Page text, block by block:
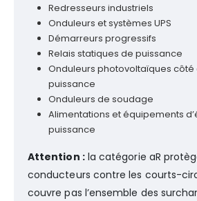
Redresseurs industriels
Onduleurs et systèmes UPS
Démarreurs progressifs
Relais statiques de puissance
Onduleurs photovoltaïques
puissance
Onduleurs de soudage
Alimentations et équipements
puissance
Attention :la catégorie aR
conducteurs contre les courts-
couvre pas l’ensemble des